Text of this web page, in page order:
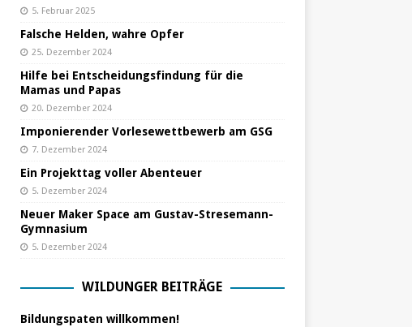
5. Februar 2025
Falsche Helden, wahre Opfer
25. Dezember 2024
Hilfe bei Entscheidungsfindung für die
Mamas und Papas
20. Dezember 2024
Imponierender Vorlesewettbewerb am GSG
7. Dezember 2024
Ein Projekttag voller Abenteuer
5. Dezember 2024
Neuer Maker Space am Gustav-Stresemann-
Gymnasium
5. Dezember 2024
WILDUNGER BEITRÄGE
Bildungspaten willkommen!